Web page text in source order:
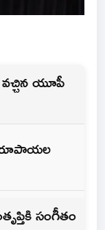
యూపీ
సంగీతం